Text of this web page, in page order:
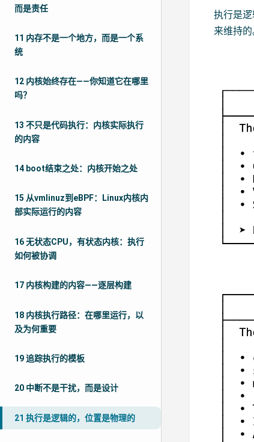
而是责任
11 内存不是一个地方，而是一个系
统
12 内核始终存在——你知道它在哪里
吗？
13 不只是代码执行：内核实际执行
的内容
14 boot结束之处：内核开始之处
15 从vmlinuz到eBPF：Linux内核内
部实际运行的内容
16 无状态CPU，有状态内核：执行
如何被协调
17 内核构建的内容——逐层构建
18 内核执行路径：在哪里运行，以
及为何重要
19 追踪执行的模板
20 中断不是干扰，而是设计
21 执行是逻辑的，位置是物理的
执行是
来维持的